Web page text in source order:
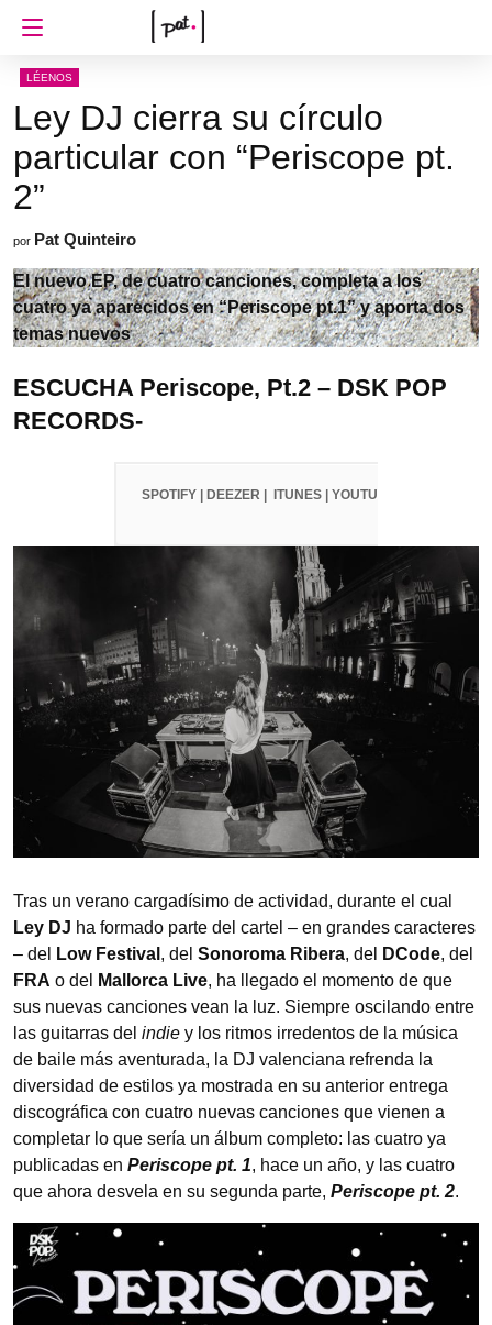
LÉENOS
Ley DJ cierra su círculo
particular con “Periscope pt.
2”
por Pat Quinteiro
El nuevo EP, de cuatro canciones, completa a los
cuatro ya aparecidos en “Periscope pt.1” y aporta dos
temas nuevos
ESCUCHA Periscope, Pt.2 – DSK POP
RECORDS-
SPOTIFY DEEZER ITUNES YOUTUBE
Tras un verano cargadísimo de actividad, durante el cual
Ley DJ ha formado parte del cartel – en grandes caracteres
– del
Low Festival , del Sonoroma Ribera, del DCode, del
FRA o del Mallorca Live, ha llegado el momento de que
sus nuevas canciones vean la luz. Siempre oscilando entre
las guitarras del indie y los ritmos irredentos de la música
de baile más aventurada, la DJ valenciana refrenda la
diversidad de estilos ya mostrada en su anterior entrega
discográfica con cuatro nuevas canciones que vienen a
completar lo que sería un álbum completo: las cuatro ya
publicadas en Periscope pt. 1, hace un año, y las cuatro
que ahora desvela en su segunda parte, Periscope pt. 2.